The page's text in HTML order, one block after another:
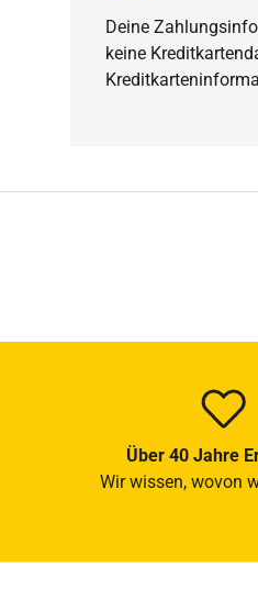
Deine
keine
Über 40 Jahre
Wir wissen, wovon